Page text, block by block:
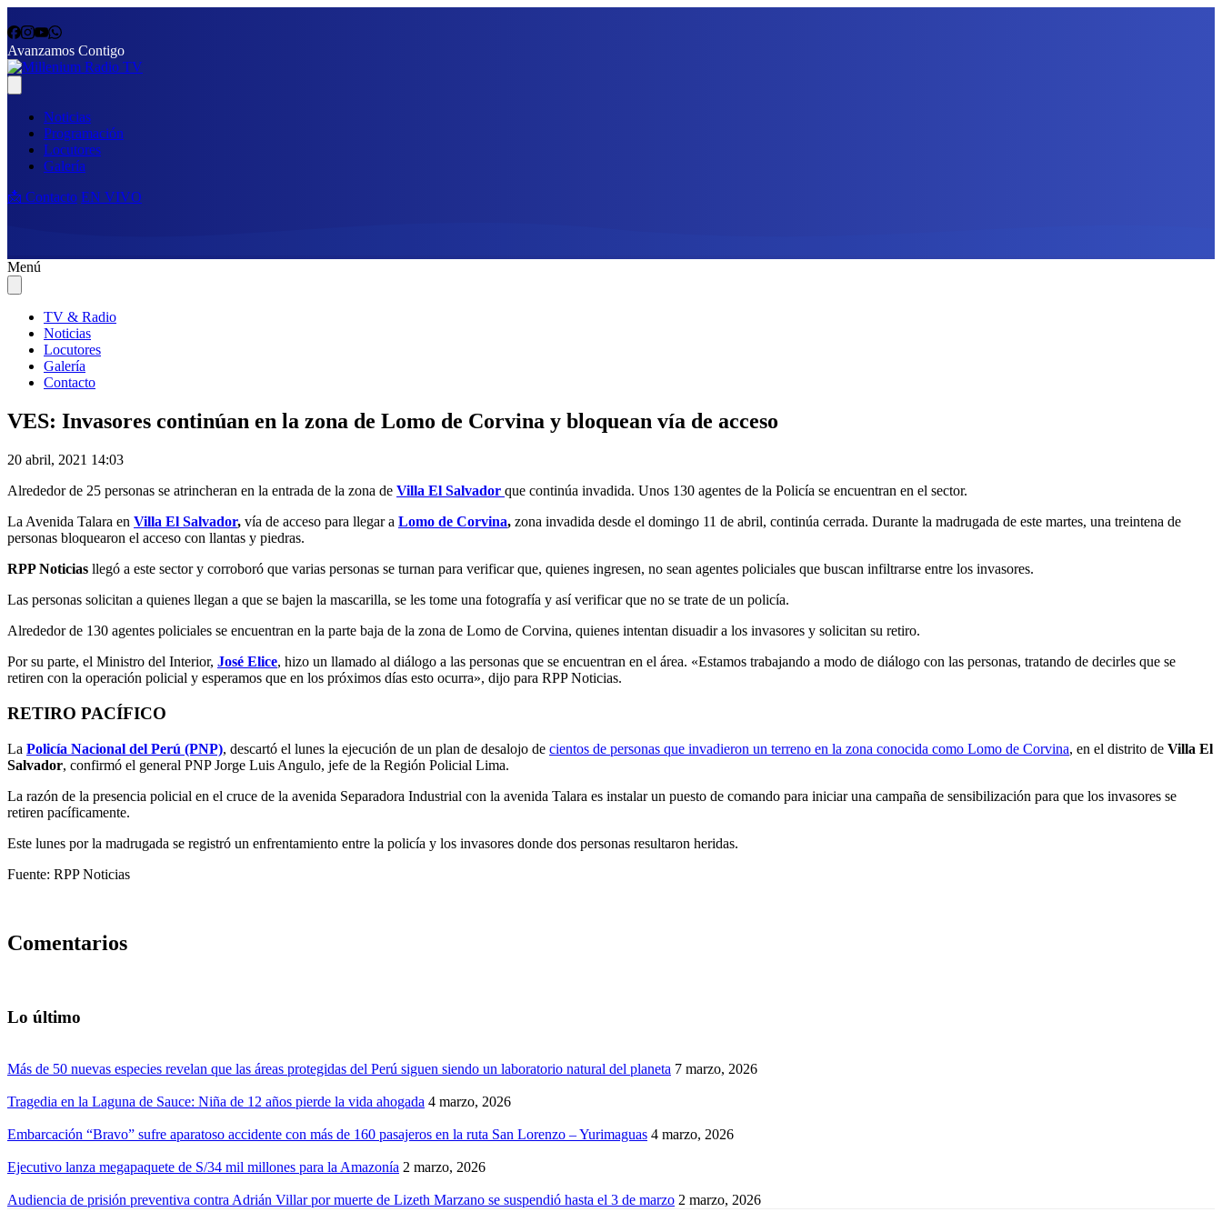
Avanzamos Contigo
Noticias
Programación
Locutores
Galería
📩 Contacto EN VIVO
Menú
TV & Radio
Noticias
Locutores
Galería
Contacto
VES: Invasores continúan en la zona de Lomo de Corvina y bloquean vía de acceso
20 abril, 2021 14:03
Alrededor de 25 personas se atrincheran en la entrada de la zona de Villa El Salvador que continúa invadida. Unos 130 agentes de la Policía se encuentran en el sector.
La Avenida Talara en Villa El Salvador, vía de acceso para llegar a Lomo de Corvina, zona invadida desde el domingo 11 de abril, continúa cerrada. Durante la madrugada de este martes, una treintena de
personas bloquearon el acceso con llantas y piedras.
RPP Noticias llegó a este sector y corroboró que varias personas se turnan para verificar que, quienes ingresen, no sean agentes policiales que buscan infiltrarse entre los invasores.
Las personas solicitan a quienes llegan a que se bajen la mascarilla, se les tome una fotografía y así verificar que no se trate de un policía.
Alrededor de 130 agentes policiales se encuentran en la parte baja de la zona de Lomo de Corvina, quienes intentan disuadir a los invasores y solicitan su retiro.
Por su parte, el Ministro del Interior, José Elice, hizo un llamado al diálogo a las personas que se encuentran en el área. «Estamos trabajando a modo de diálogo con las personas, tratando de decirles que se
retiren con la operación policial y esperamos que en los próximos días esto ocurra», dijo para RPP Noticias.
RETIRO PACÍFICO
La Policía Nacional del Perú (PNP), descartó el lunes la ejecución de un plan de desalojo de cientos de personas que invadieron un terreno en la zona conocida como Lomo de Corvina, en el distrito de Villa El
Salvador, confirmó el general PNP Jorge Luis Angulo, jefe de la Región Policial Lima.
La razón de la presencia policial en el cruce de la avenida Separadora Industrial con la avenida Talara es instalar un puesto de comando para iniciar una campaña de sensibilización para que los invasores se
retiren pacíficamente.
Este lunes por la madrugada se registró un enfrentamiento entre la policía y los invasores donde dos personas resultaron heridas.
Fuente: RPP Noticias
Comentarios
Lo último
Más de 50 nuevas especies revelan que las áreas protegidas del Perú siguen siendo un laboratorio natural del planeta 7 marzo, 2026
Tragedia en la Laguna de Sauce: Niña de 12 años pierde la vida ahogada 4 marzo, 2026
Embarcación “Bravo” sufre aparatoso accidente con más de 160 pasajeros en la ruta San Lorenzo – Yurimaguas 4 marzo, 2026
Ejecutivo lanza megapaquete de S/34 mil millones para la Amazonía 2 marzo, 2026
Audiencia de prisión preventiva contra Adrián Villar por muerte de Lizeth Marzano se suspendió hasta el 3 de marzo 2 marzo, 2026